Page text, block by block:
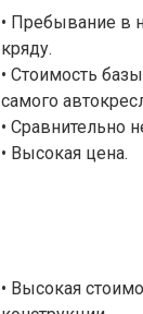
• Пребывание в
кряду.
• Стоимость
самого
• Сравнительно
• Высокая цена.
• Высокая